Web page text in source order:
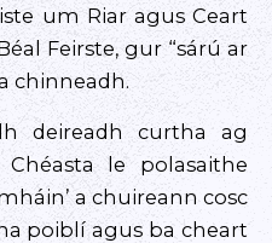
um Riar agus Ceart
Feirste, gur “sárú ar
chinneadh.
deireadh curtha ag
le polasaithe
a chuireann cosc
poiblí agus ba cheart